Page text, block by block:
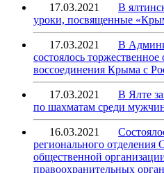
17.03.2021
В
уроки, посвященные
17.03.2021
В
состоялось торжественное
воссоединения Крыма с
17.03.2021
В Ялте
по шахматам среди
16.03.2021
регионального отделения
общественной
правоохранительных